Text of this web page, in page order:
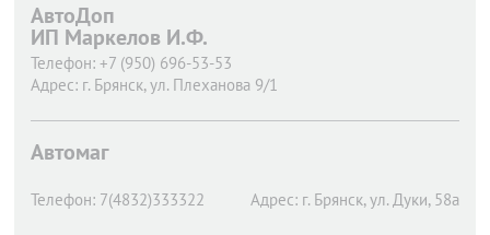
АвтоДоп
ИП Маркелов И.Ф.
Телефон: +7 (950) 696-53-53
Адрес: г. Брянск, ул. Плеханова 9/1
Автомаг
Телефон: 7(4832)333322 Адрес: г. Брянск, ул. Дуки, 58а